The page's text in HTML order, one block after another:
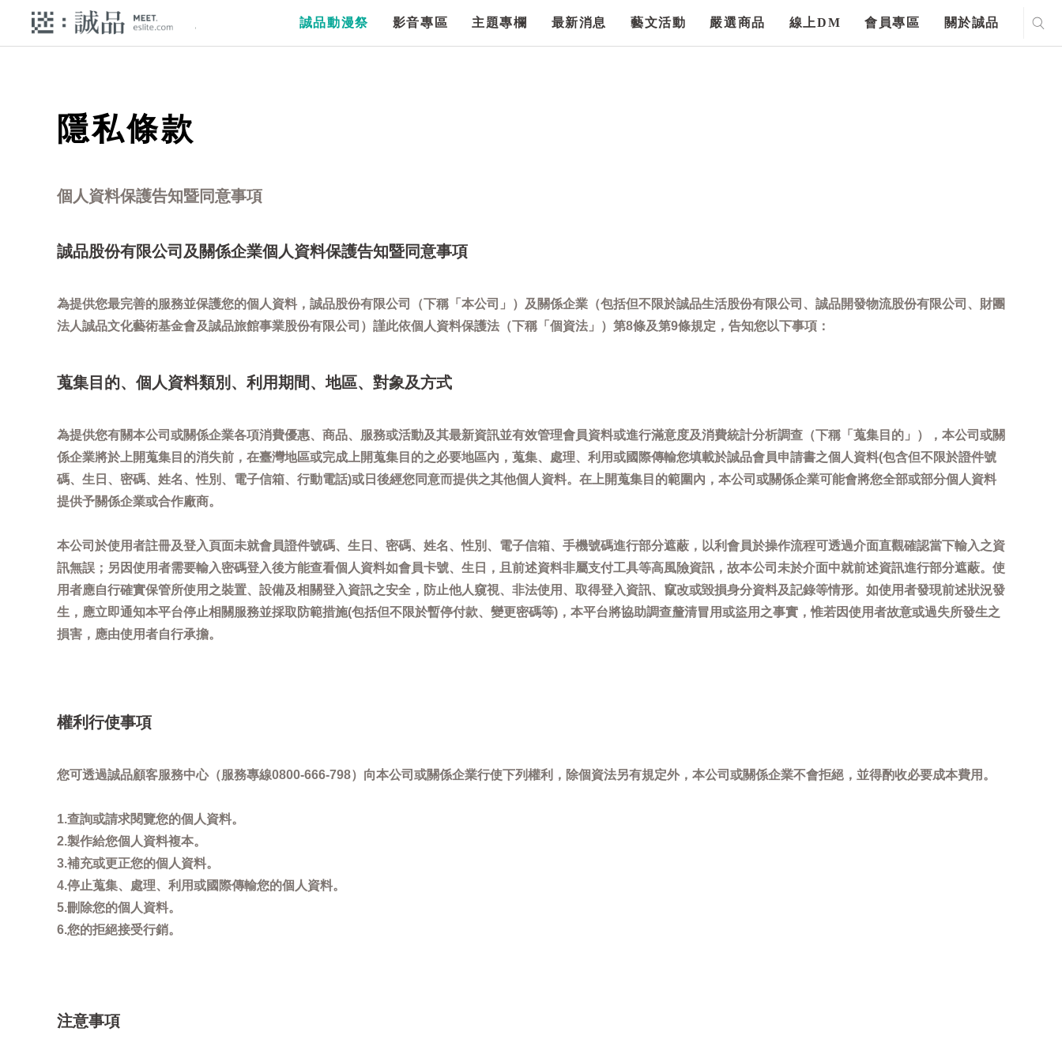
誠品動漫祭 影音專區 主題專欄 最新消息 藝文活動 嚴選商品 線上DM 會員專區 關於誠品
隱私條款
個人資料保護告知暨同意事項
誠品股份有限公司及關係企業個人資料保護告知暨同意事項
為提供您最完善的服務並保護您的個人資料，誠品股份有限公司（下稱「本公司」）及關係企業（包括但不限於誠品生活股份有限公司、誠品開發物流股份有限公司、財團
法人誠品文化藝術基金會及誠品旅館事業股份有限公司）謹此依個人資料保護法（下稱「個資法」）第8條及第9條規定，告知您以下事項：
蒐集目的、個人資料類別、利用期間、地區、對象及方式
為提供您有關本公司或關係企業各項消費優惠、商品、服務或活動及其最新資訊並有效管理會員資料或進行滿意度及消費統計分析調查（下稱「蒐集目的」），本公司或關
係企業將於上開蒐集目的消失前，在臺灣地區或完成上開蒐集目的之必要地區內，蒐集、處理、利用或國際傳輸您填載於誠品會員申請書之個人資料(包含但不限於證件號
碼、生日、密碼、姓名、性別、電子信箱、行動電話)或日後經您同意而提供之其他個人資料。在上開蒐集目的範圍內，本公司或關係企業可能會將您全部或部分個人資料
提供予關係企業或合作廠商。
本公司於使用者註冊及登入頁面未就會員證件號碼、生日、密碼、姓名、性別、電子信箱、手機號碼進行部分遮蔽，以利會員於操作流程可透過介面直觀確認當下輸入之資
訊無誤；另因使用者需要輸入密碼登入後方能查看個人資料如會員卡號、生日，且前述資料非屬支付工具等高風險資訊，故本公司未於介面中就前述資訊進行部分遮蔽。使
用者應自行確實保管所使用之裝置、設備及相關登入資訊之安全，防止他人窺視、非法使用、取得登入資訊、竄改或毀損身分資料及記錄等情形。如使用者發現前述狀況發
生，應立即通知本平台停止相關服務並採取防範措施(包括但不限於暫停付款、變更密碼等)，本平台將協助調查釐清冒用或盜用之事實，惟若因使用者故意或過失所發生之
損害，應由使用者自行承擔。
權利行使事項
您可透過誠品顧客服務中心（服務專線0800-666-798）向本公司或關係企業行使下列權利，除個資法另有規定外，本公司或關係企業不會拒絕，並得酌收必要成本費用。
1.查詢或請求閱覽您的個人資料。
2.製作給您個人資料複本。
3.補充或更正您的個人資料。
4.停止蒐集、處理、利用或國際傳輸您的個人資料。
5.刪除您的個人資料。
6.您的拒絕接受行銷。
注意事項